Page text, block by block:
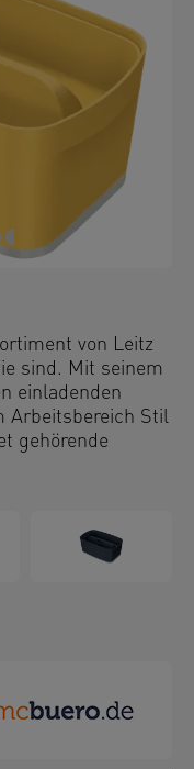
von Leitz
sind. Mit seinem
einladenden
Arbeitsbereich Stil
gehörende
von der Box
und Locher,
Boxen sind
sich für
beispielsweise
MyBox
zusammen mit